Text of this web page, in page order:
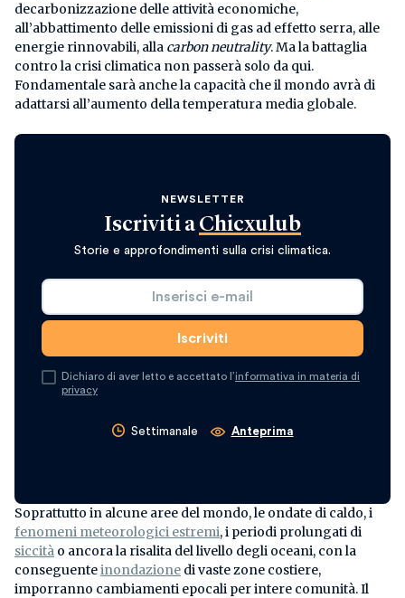
decarbonizzazione delle attività economiche,
all’abbattimento delle emissioni di gas ad effetto serra, alle
energie rinnovabili, alla carbon neutrality. Ma la battaglia
contro la crisi climatica non passerà solo da qui.
Fondamentale sarà anche la capacità che il mondo avrà di
adattarsi all’aumento della temperatura media globale.
NEWSLETTER
Iscriviti a Chicxulub
Storie e approfondimenti sulla crisi climatica.
Dichiaro di aver letto e accettato l’informativa in materia di
privacy
Settimanale Anteprima
Soprattutto in alcune aree del mondo, le ondate di caldo, i
fenomeni meteorologici estremi, i periodi prolungati di
siccità o ancora la risalita del livello degli oceani, con la
conseguenteinondazione di vaste zone costiere,
imporranno cambiamenti epocali per intere comunità. Il